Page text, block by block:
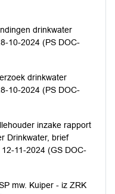
drinkwater
10-2024 (PS DOC-
drinkwater
10-2024 (PS DOC-
inzake rapport
Drinkwater, brief
11-2024 (GS DOC-
mw. Kuiper - iz ZRK